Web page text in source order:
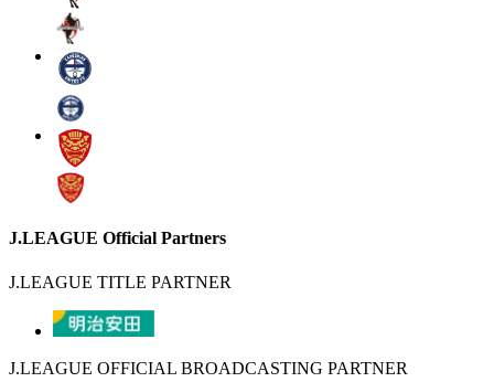
J.LEAGUE Official Partners
J.LEAGUE TITLE PARTNER
J.LEAGUE OFFICIAL BROADCASTING PARTNER